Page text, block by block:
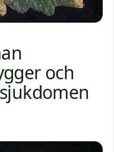
och